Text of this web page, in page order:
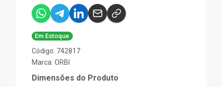
Em Estoque
Código: 742817
Marca: ORBI
Dimensões do Produto